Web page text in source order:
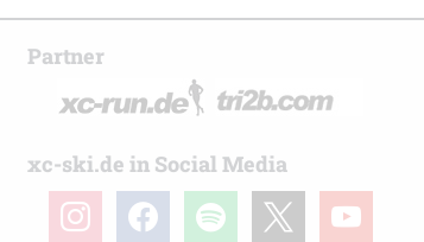
Partner
xc-ski.de in Social Media
instagramfacebookspotify youtube